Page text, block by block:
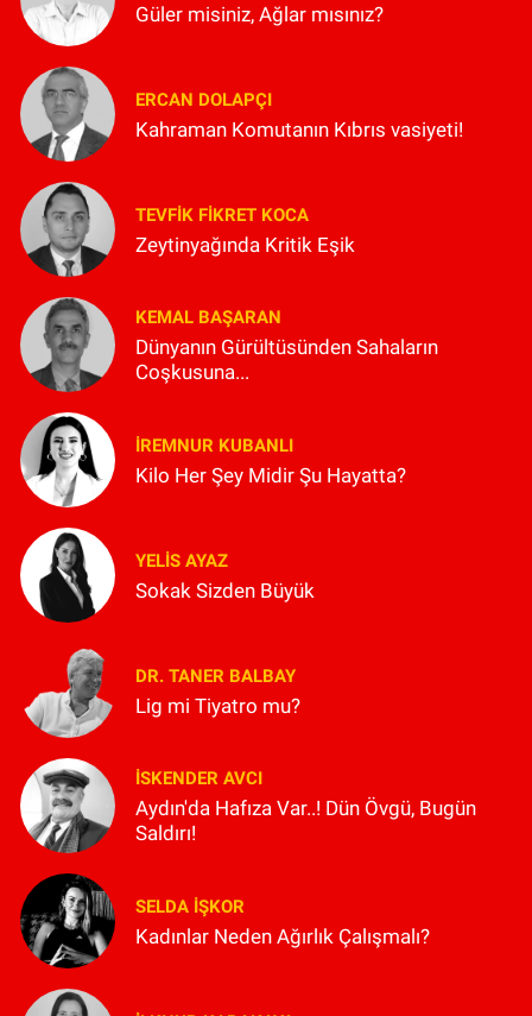
Güler misiniz, Ağlar mısınız?
ERCAN DOLAPÇI
Kahraman Komutanın Kıbrıs vasiyeti!
TEVFIK FIKRET KOCA
Zeytinyağında Kritik Eşik
KEMAL BAŞARAN
Dünyanın Gürültüsünden Sahaların
Coşkusuna...
İREMNUR KUBANLI
Kilo Her Şey Midir Şu Hayatta?
YELIS AYAZ
Sokak Sizden Büyük
DR. TANER BALBAY
Lig mi Tiyatro mu?
İSKENDER AVCI
Aydın'da Hafıza Var..! Dün Övgü, Bugün
Saldırı!
SELDA İŞKOR
Kadınlar Neden Ağırlık Çalışmalı?